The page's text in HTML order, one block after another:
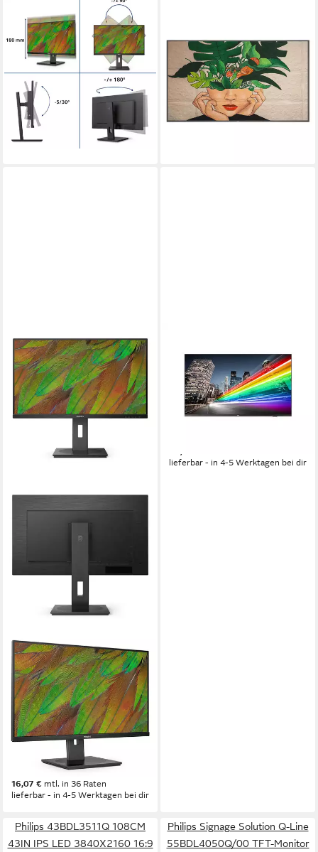
32B1N3800/00 TFT-Monitor
81,3 cm/ 32 Zoll
Diagonale
3840 x 2160 px, 4K Ultra HD Auflösung
Reaktionszeit
Produktdatenblatt
366,00 €
18,18 € mtl. in 24 Raten
lieferbar - in 4-5 Werktagen bei dir
VA LED 3840X2160 16:9
500CD/QM TFT-Monitor
3840 x 2160 px, 4K Ultra HD
8 ms
Reaktionszeit
Produktdatenblatt
1.094,00 €
PHILIPS
80,0cm (31,5) 32B1U3900
16:09 HDMI+DP+USB-C black
TFT-Monitor
3840 x 2160 px, 4K Ultra HD Auflösung
4 ms Reaktionszeit
60 Hz Bildwiederholfrequenz
Produktdatenblatt
448,00 €
16,07 € mtl. in 36 Raten
lieferbar - in 4-5 Werktagen bei dir
50BFL2214 126CM 50IN VA
LED 3840X2160 16:9
350CD/QM TFT-Monitor
3840 x 2160 px, 4K Ultra HD Auflösung
lieferbar - in 4-5 Werktagen bei dir
Philips 43BDL3511Q 108CM
43IN IPS LED 3840X2160 16:9
Philips Signage Solution Q-Line
55BDL4050Q/00 TFT-Monitor